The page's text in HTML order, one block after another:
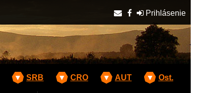
Prihlásenie
▼ SRB ▼ CRO ▼ AUT ▼ Ost.